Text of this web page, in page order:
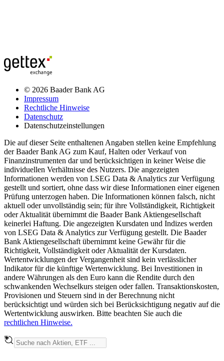
© 2026 Baader Bank AG
Impressum
Rechtliche Hinweise
Datenschutz
Datenschutzeinstellungen
Die auf dieser Seite enthaltenen Angaben stellen keine Empfehlung
der Baader Bank AG zum Kauf, Halten oder Verkauf von
Finanzinstrumenten dar und berücksichtigen in keiner Weise die
individuellen Verhältnisse des Nutzers. Die angezeigten
Informationen werden von LSEG Data & Analytics zur Verfügung
gestellt und sortiert, ohne dass wir diese Informationen einer eigenen
Prüfung unterzogen haben. Die Informationen können falsch, nicht
aktuell oder unvollständig sein; für ihre Vollständigkeit, Richtigkeit
oder Aktualität übernimmt die Baader Bank Aktiengesellschaft
keinerlei Haftung. Die angezeigten Kursdaten und Indizes werden
von LSEG Data & Analytics zur Verfügung gestellt. Die Baader
Bank Aktiengesellschaft übernimmt keine Gewähr für die
Richtigkeit, Vollständigkeit oder Aktualität der Kursdaten.
Wertentwicklungen der Vergangenheit sind kein verlässlicher
Indikator für die künftige Wertenwicklung. Bei Investitionen in
andere Währungen als den Euro kann die Rendite durch den
schwankenden Wechselkurs steigen oder fallen. Transaktionskosten,
Provisionen und Steuern sind in der Berechnung nicht
berücksichtigt und würden sich bei Berücksichtigung negativ auf die
Wertentwicklung auswirken. Bitte beachten Sie auch die
rechtlichen Hinweise.